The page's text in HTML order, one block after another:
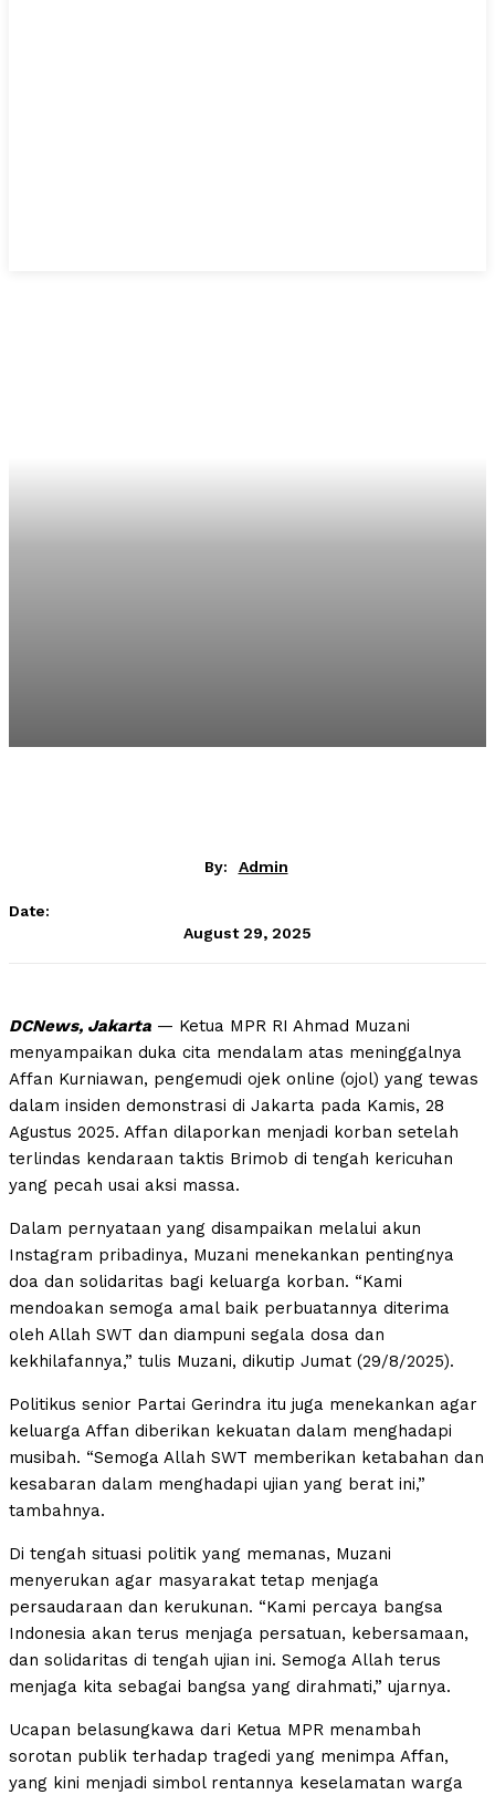
By: Admin
Date:
August 29, 2025
DCNews, Jakarta — Ketua MPR RI Ahmad Muzani
menyampaikan duka cita mendalam atas meninggalnya
Affan Kurniawan, pengemudi ojek online (ojol) yang tewas
dalam insiden demonstrasi di Jakarta pada Kamis, 28
Agustus 2025. Affan dilaporkan menjadi korban setelah
terlindas kendaraan taktis Brimob di tengah kericuhan
yang pecah usai aksi massa.
Dalam pernyataan yang disampaikan melalui akun
Instagram pribadinya, Muzani menekankan pentingnya
doa dan solidaritas bagi keluarga korban. “Kami
mendoakan semoga amal baik perbuatannya diterima
oleh Allah SWT dan diampuni segala dosa dan
kekhilafannya,” tulis Muzani, dikutip Jumat (29/8/2025).
Politikus senior Partai Gerindra itu juga menekankan agar
keluarga Affan diberikan kekuatan dalam menghadapi
musibah. “Semoga Allah SWT memberikan ketabahan dan
kesabaran dalam menghadapi ujian yang berat ini,”
tambahnya.
Di tengah situasi politik yang memanas, Muzani
menyerukan agar masyarakat tetap menjaga
persaudaraan dan kerukunan. “Kami percaya bangsa
Indonesia akan terus menjaga persatuan, kebersamaan,
dan solidaritas di tengah ujian ini. Semoga Allah terus
menjaga kita sebagai bangsa yang dirahmati,” ujarnya.
Ucapan belasungkawa dari Ketua MPR menambah
sorotan publik terhadap tragedi yang menimpa Affan,
yang kini menjadi simbol rentannya keselamatan warga